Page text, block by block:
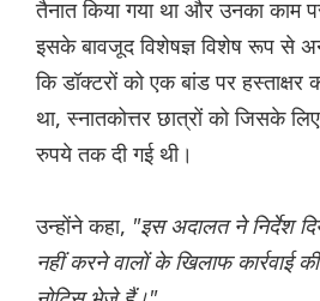
तैनात किया गया था और उनका काम
इसके बावजूद विशेषज्ञ विशेष रूप से
कि डॉक्टरों को एक बांड पर
था, स्नातकोत्तर छात्रों को जिसके
रुपये तक दी गई थी।
उन्होंने कहा, "इस अदालत ने निर्देश
नहीं करने वालों के खिलाफ कार्रवाई